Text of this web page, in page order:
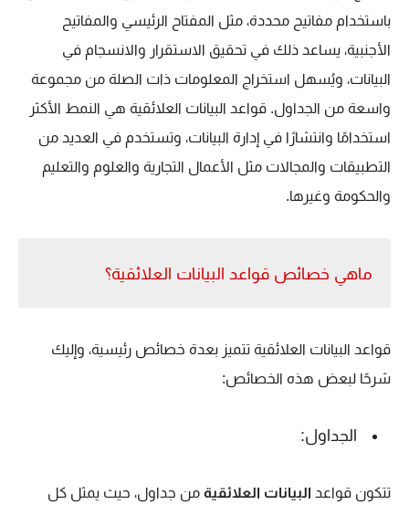
باستخدام مفاتيح محددة، مثل المفتاح الرئيسي والمفاتيح
الأجنبية، يساعد ذلك في تحقيق الاستقرار والانسجام في
البيانات، ويُسهل استخراج المعلومات ذات الصلة من مجموعة
واسعة من الجداول. قواعد البيانات العلائقية هي النمط الأكثر
استخدامًا وانتشارًا في إدارة البيانات، وتستخدم في العديد من
التطبيقات والمجالات مثل الأعمال التجارية والعلوم والتعليم
والحكومة وغيرها.
ماهي خصائص قواعد البيانات العلائقية؟
قواعد البيانات العلائقية تتميز بعدة خصائص رئيسية، وإليك
شرحًا لبعض هذه الخصائص:
الجداول:
تتكون قواعد البيانات العلائقية من جداول، حيث يمثل كل